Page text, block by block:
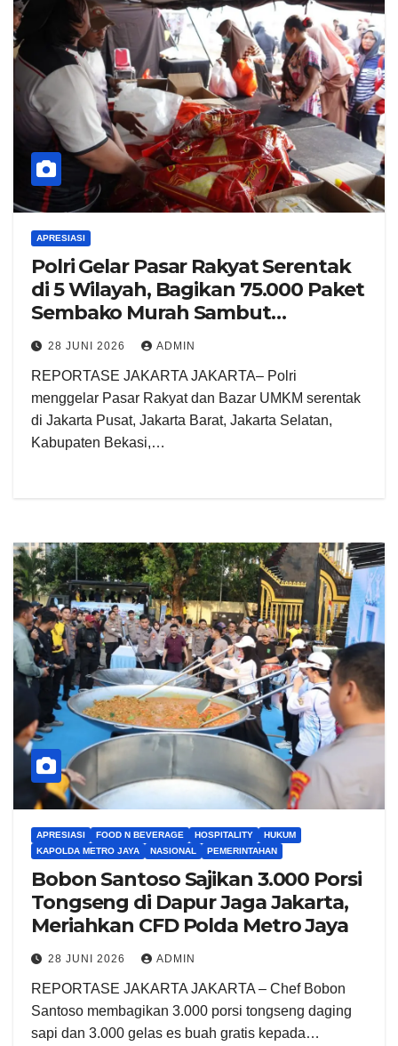
APRESIASI
Polri Gelar Pasar Rakyat Serentak
di 5 Wilayah, Bagikan 75.000 Paket
Sembako Murah Sambut
Bhayangkara ke-80
28 JUNI 2026 ADMIN
REPORTASE JAKARTA JAKARTA– Polri
menggelar Pasar Rakyat dan Bazar UMKM serentak
di Jakarta Pusat, Jakarta Barat, Jakarta Selatan,
Kabupaten Bekasi,…
APRESIASI FOOD N BEVERAGE HOSPITALITY
HUKUM
KAPOLDA METRO JAYA
NASIONAL PEMERINTAHAN
Bobon Santoso Sajikan 3.000 Porsi
Tongseng di Dapur Jaga Jakarta,
Meriahkan CFD Polda Metro Jaya
28 JUNI 2026 ADMIN
REPORTASE JAKARTA JAKARTA – Chef Bobon
Santoso membagikan 3.000 porsi tongseng daging
sapi dan 3.000 gelas es buah gratis kepada…